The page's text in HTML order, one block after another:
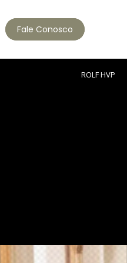
Fale Conosco
ROLF HVP